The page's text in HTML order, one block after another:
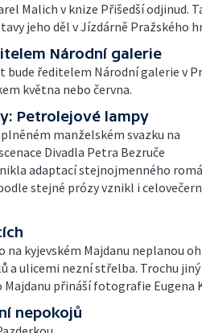
Malich v knize Přišedší odjinud.
jeho děl v Jízdárně Pražského
Národní galerie
bude ředitelem Národní galerie v
května nebo června.
Petrolejové lampy
manželském svazku na
Divadla Petra Bezruče
adaptací stejnojmenného
stejné prózy vznikl i
na kyjevském Majdanu neplanou
a ulicemi nezní střelba. Trochu jiný
přináší fotografie Eugena
nepokojů